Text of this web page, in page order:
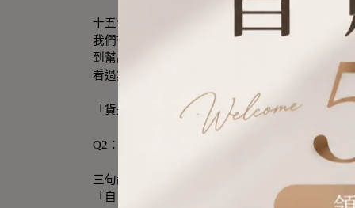
十五年過去了，
我們從幫學生寄行李、幫媽祖信徒運香灰，
到幫品牌出貨、幫代購整貨。
看過無數箱貨，也聽過無數個「謝謝」。
「貨是小事，信任才是大事。真誠走透透，虛華
Q2：尼森與其他有何不同？
三句話形容我們最準：
「自己倉庫、自己人、自己負責！」